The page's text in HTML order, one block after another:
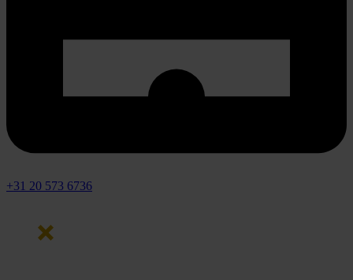
+31 20 573 6736